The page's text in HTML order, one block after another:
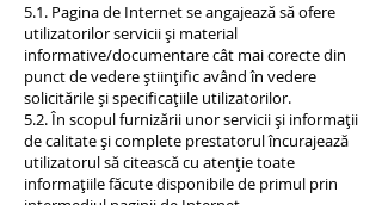
5.1. Pagina de Internet se angajează să ofere
utilizatorilor servicii și material
informative/documentare cât mai corecte din
punct de vedere științific având în vedere
solicitările și specificațiile utilizatorilor.
5.2. În scopul furnizării unor servicii și informații
de calitate și complete prestatorul încurajează
utilizatorul să citească cu atenție toate
informațiile făcute disponibile de primul prin